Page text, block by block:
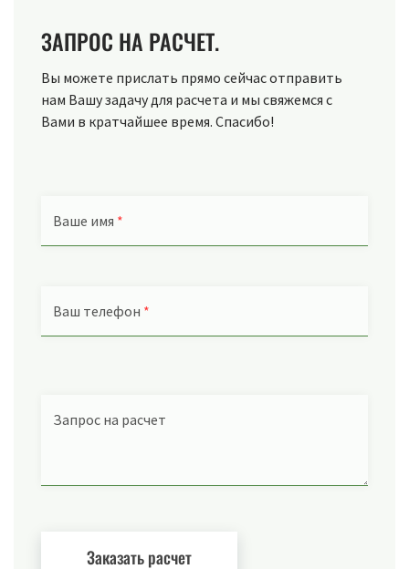
ЗАПРОС НА РАСЧЕТ.
Вы можете прислать прямо сейчас отправить
нам Вашу задачу для расчета и мы свяжемся с
Вами в кратчайшее время. Спасибо!
Ваше имя *
Ваш телефон *
Запрос на расчет